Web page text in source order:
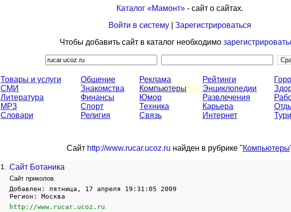
Каталог «Мамонт»- сайт о сайтах.
Войти в систему| Зарегистрироваться
Чтобы добавить сайт в каталог необходимо
Товары и услуги
СМИ
Литература
MP3
Словари
Общение
Знакомства
Финансы
Спорт
Религия
Реклама
Компьютеры
Юмор
Техника
Связь
Рейтинги
Энциклопедии
Развлечения
Карьера
Интернет
Сайт http://www.rucar.ucoz.ru найден в рубрике "Компьютеры
1. Сайт Ботаника
Сайт приколов.
Добавлен: пятница, 17 апреля 19:31:05 2009
Регион: Москва
http://www.rucar.ucoz.ru